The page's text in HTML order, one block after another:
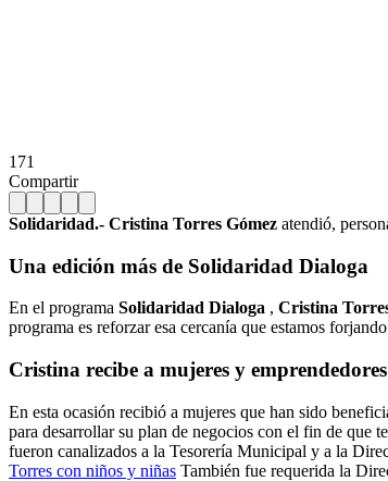
171
Compartir
Solidaridad.- Cristina Torres Gómez atendió,
Una edición más de Solidaridad Dialoga
En el programa Solidaridad Dialoga , Cristina
programa es reforzar esa cercanía que estamos
Cristina recibe a mujeres y emprendedores
En esta ocasión recibió a mujeres que han sido
para desarrollar su plan de negocios con el fin de que
fueron canalizados a la Tesorería Municipal y a la
Torres con niños y niñas También fue requerida la